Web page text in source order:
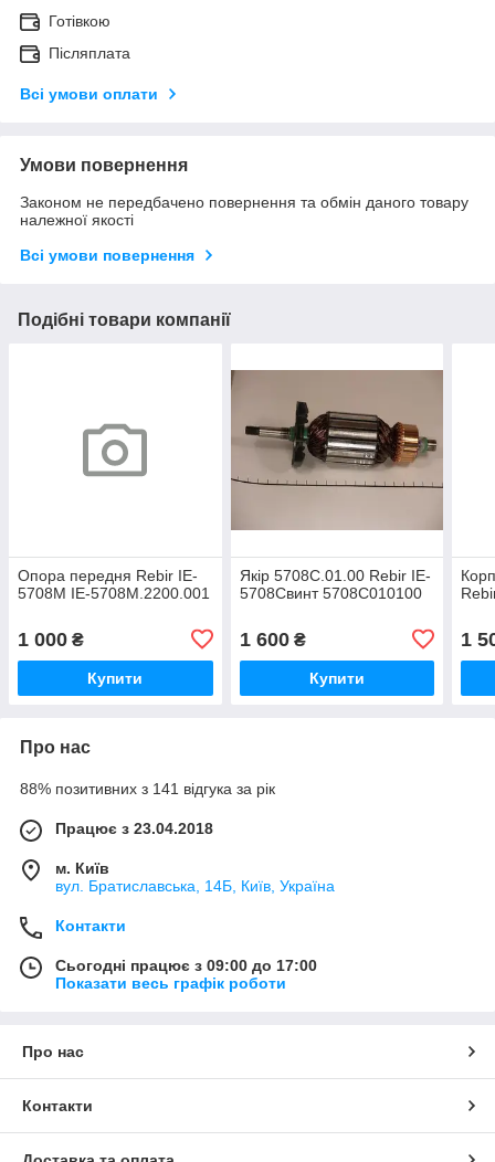
Готівкою
Післяплата
Всі умови оплати
Умови повернення
Законом не передбачено повернення та обмін даного товару
належної якості
Всі умови повернення
Подібні товари компанії
Опора передня Rebir IE-
5708М IE-5708М.2200.001
1 000 ₴
Купити
Якір 5708C.01.00 Rebir IE-
5708Свинт 5708C010100
1 600₴
Купити
1
Про нас
88% позитивних з 141 відгука за рік
Працює з 23.04.2018
м. Київ
вул. Братиславська, 14Б, Київ, Україна
Контакти
Сьогодні працює з 09:00 до 17:00
Показати весь графік роботи
Про нас
Контакти